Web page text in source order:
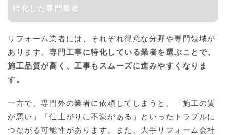
特化した専門業者
リフォーム業者には、それぞれ得意な分野や専門領域が
あります。 専門工事に特化している業者を選ぶことで、
施工品質が高く、工事もスムーズに進みやすくなりま
す。
一方で、専門外の業者に依頼してしまうと、「施工の質
が悪い」「仕上がりに不満がある」といったトラブルに
つながる可能性があります。また、大手リフォーム会社